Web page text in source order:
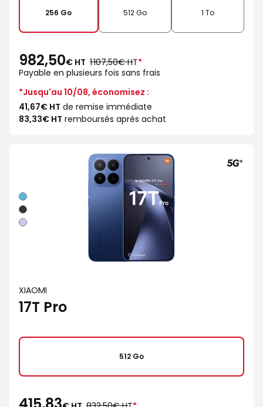
256 Go 512 Go 1 To
982,50€ HT au
lieu
de
1 107,50€ HT*
Payable en plusieurs fois sans frais
*Jusqu'au 10/08, économisez :
41,67€ HT de remise immédiate
83,33€ HT remboursés après achat
Bleu
Noir
Violet
XIAOMI
17T Pro
512 Go
au